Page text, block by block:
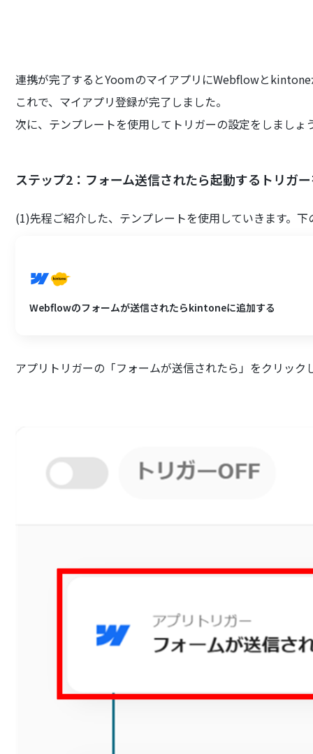
連携が完了するとYoomのマイアプリにWebflowと
これで、マイアプリ登録が完了しました。
次に、テンプレートを使用してトリガーの設定をしましょ
ステップ2：フォーム送信されたら起動するトリガ
(1)先程ご紹介した、テンプレートを使用していきます。
Webflowのフォームが送信されたらkintoneに追加する
アプリトリガーの「フォームが送信されたら」をクリック